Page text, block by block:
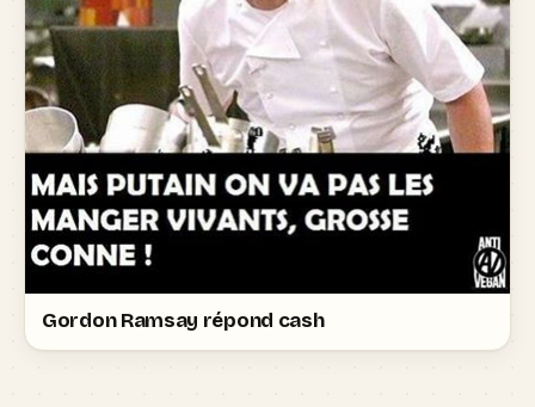
Gordon Ramsay répond cash